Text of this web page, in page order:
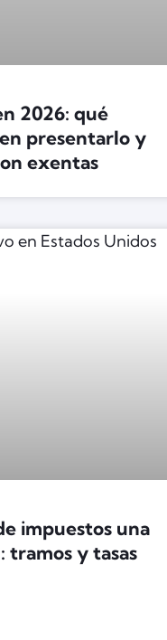
2026: qué
presentarlo y
exentas
impuestos una
tramos y tasas